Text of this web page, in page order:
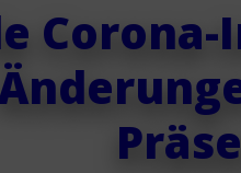
Corona-